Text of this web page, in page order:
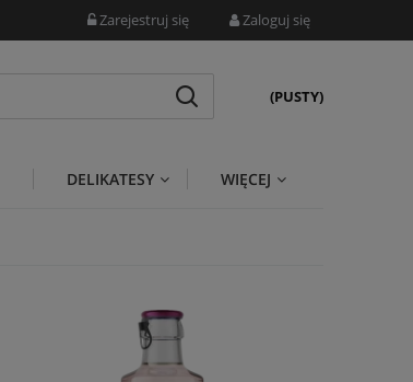
Zarejestruj się Zaloguj się
(PUSTY)
DELIKATESY WIĘCEJ